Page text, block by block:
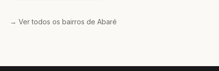
→ Ver todos os bairros de Abaré